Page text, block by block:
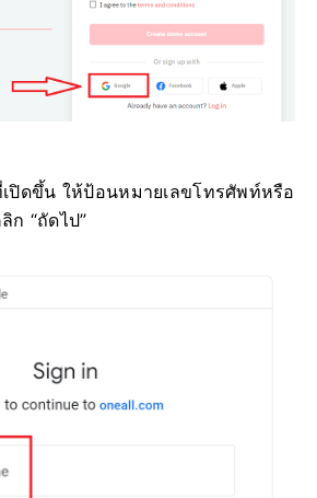
ปิดขึ้น ให้ป้อนหมายเลขโทรศัพท์หรือ
ก “ถัดไป”